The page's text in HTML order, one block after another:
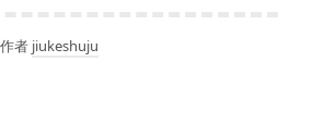
作者 jiukeshuju